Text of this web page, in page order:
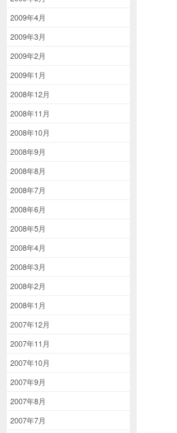
2009年4月
2009年3月
2009年2月
2009年1月
2008年12月
2008年11月
2008年10月
2008年9月
2008年8月
2008年7月
2008年6月
2008年5月
2008年4月
2008年3月
2008年2月
2008年1月
2007年12月
2007年11月
2007年10月
2007年9月
2007年8月
2007年7月